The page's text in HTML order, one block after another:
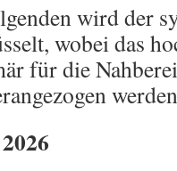
wird der
wobei das
für die